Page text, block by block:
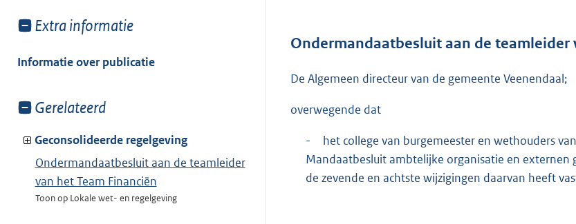
Toon
van:
Extra informatie
Informatie over publicatie
Toon
van:
Gerelateerd
Geconsolideerde regelgeving
Ondermandaatbesluit aan de teamleider
van het Team Financiën
Toon op Lokale wet- en regelgeving
Ondermandaatbesluit aan de teamleider
De Algemeen directeur van de gemeente Veenendaal;
overwegende dat
-
het college van burgemeester en wethouders
Mandaatbesluit ambtelijke organisatie en
de zevende en achtste wijzigingen daarvan heeft